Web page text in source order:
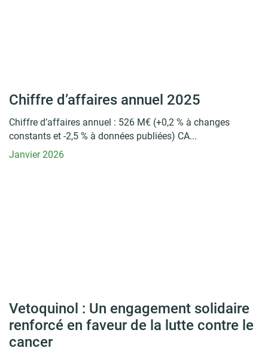
Chiffre d’affaires annuel 2025
Chiffre d’affaires annuel : 526 M€ (+0,2 % à changes
constants et -2,5 % à données publiées) CA...
Janvier 2026
Vetoquinol : Un engagement solidaire
renforcé en faveur de la lutte contre le
cancer